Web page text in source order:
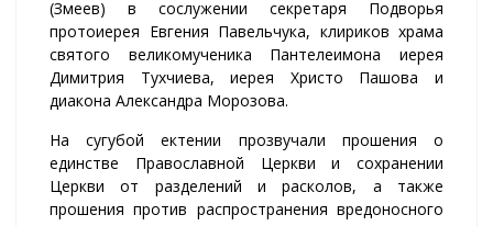
(Змеев) в сослужении секретаря Подворья
протоиерея Евгения Павельчука, клириков храма
святого великомученика Пантелеимона иерея
Димитрия Тухчиева, иерея Христо Пашова и
диакона Александра Морозова.
На сугубой ектении прозвучали прошения о
единстве Православной Церкви и сохранении
Церкви от разделений и расколов, а также
прошения против распространения вредоносного